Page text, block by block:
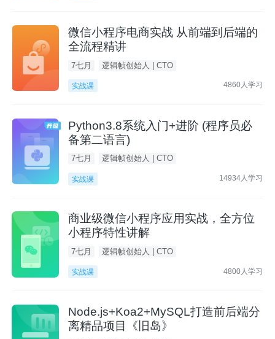
微信小程序电商实战 从前端到后端的
全流程精讲
7七月 逻辑帧创始人 | CTO
实战课 4860人学习
Python3.8系统入门+进阶 (程序员必
备第二语言)
7七月 逻辑帧创始人 | CTO
实战课 14934人学习
商业级微信小程序应用实战，全方位
小程序特性讲解
7七月 逻辑帧创始人 | CTO
实战课 4800人学习
Node.js+Koa2+MySQL打造前后端分
离精品项目《旧岛》